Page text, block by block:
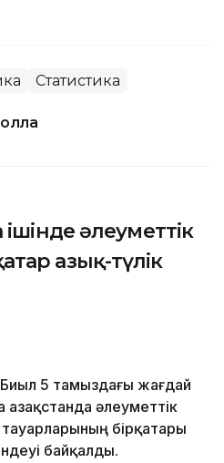
Статистика
ішінде әлеуметтік
азық-түлік
5 тамыздағы жағдай
әлеуметтік
бірқатары
байқалды.